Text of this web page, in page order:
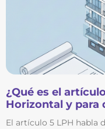
¿Qué es el
Horizontal y para
El artículo 5 LPH habla